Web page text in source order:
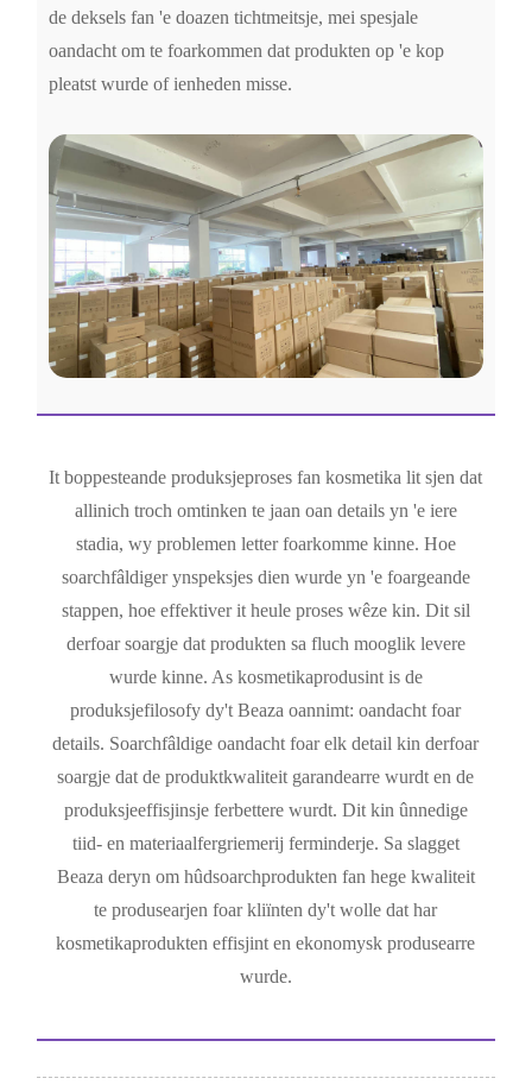
de deksels fan 'e doazen tichtmeitsje, mei spesjale
oandacht om te foarkommen dat produkten op 'e kop
pleatst wurde of ienheden misse.
It boppesteande produksjeproses fan kosmetika lit sjen dat
allinich troch omtinken te jaan oan details yn 'e iere
stadia, wy problemen letter foarkomme kinne. Hoe
soarchfâldiger ynspeksjes dien wurde yn 'e foargeande
stappen, hoe effektiver it heule proses wêze kin. Dit sil
derfoar soargje dat produkten sa fluch mooglik levere
wurde kinne. As kosmetikaprodusint is de
produksjefilosofy dy't Beaza oannimt: oandacht foar
details. Soarchfâldige oandacht foar elk detail kin derfoar
soargje dat de produktkwaliteit garandearre wurdt en de
produksjeeffisjinsje ferbettere wurdt. Dit kin ûnnedige
tiid- en materiaalfergriemerij ferminderje. Sa slagget
Beaza deryn om hûdsoarchprodukten fan hege kwaliteit
te produsearjen foar kliïnten dy't wolle dat har
kosmetikaprodukten effisjint en ekonomysk produsearre
wurde.